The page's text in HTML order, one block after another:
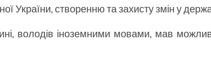
України, створенню та захисту змін у
володів іноземними мовами, мав